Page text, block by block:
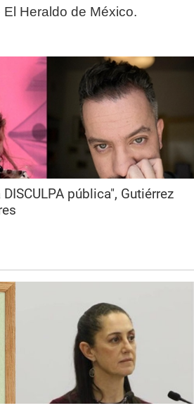
Heraldo de México.
pública", Gutiérrez